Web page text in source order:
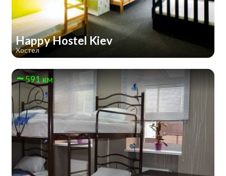
Happy Hostel Kiev
Хостел
591 км